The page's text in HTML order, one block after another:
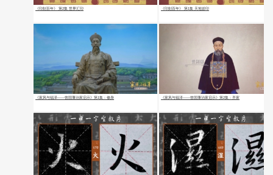
《印刻百年》 第2集 世界汇印 《印刻百年》 第1集 天地皆印
《家风与福泽——曾国藩治家启示》第1集：修身 《家风与福泽——曾国藩治家启示》第2集：齐家